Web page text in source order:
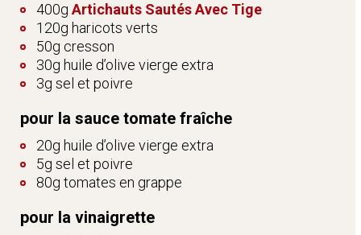
400g Artichauts Sautés Avec Tige
120g haricots verts
50g cresson
30g huile d’olive vierge extra
3g sel et poivre
pour la sauce tomate fraîche
20g huile d’olive vierge extra
5g sel et poivre
80g tomates en grappe
pour la vinaigrette